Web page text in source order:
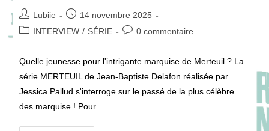
Auteur/autrice
de
Lubiie
Publication
publiée :
14 novembre 2025
PostINTERVIEW / SÉRIE
Commentaires
publication :
0 commentaire
Quelle jeunesse pour l'intrigante marquise de Merteuil ? La
série MERTEUIL de Jean-Baptiste Delafon réalisée par
Jessica Pallud s'interroge sur le passé de la plus célèbre
des marquise ! Pour…